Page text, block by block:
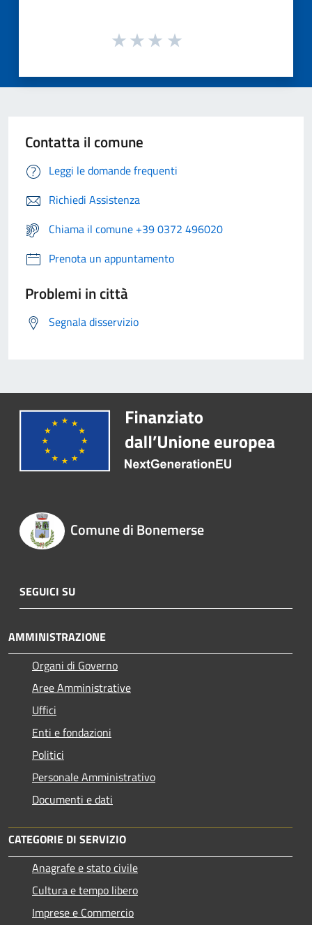
Contatta il comune
Leggi le domande frequenti
Richiedi Assistenza
Chiama il comune +39 0372 496020
Prenota un appuntamento
Problemi in città
Segnala disservizio
Comune di Bonemerse
SEGUICI SU
AMMINISTRAZIONE
Organi di Governo
Aree Amministrative
Uffici
Enti e fondazioni
Politici
Personale Amministrativo
Documenti e dati
CATEGORIE DI SERVIZIO
Anagrafe e stato civile
Cultura e tempo libero
Imprese e Commercio